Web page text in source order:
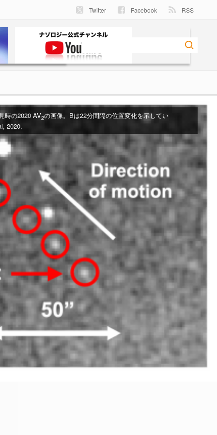
Twitter Facebook RSS
時の2020 AV2の画像。Bは22分間隔の位置変化を示してい
2020.